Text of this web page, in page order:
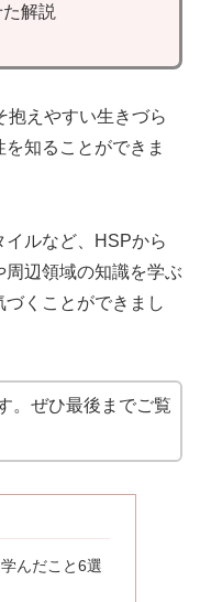
解説
抱えやすい生きづら
知ることができま
ルなど、HSPから
辺領域の知識を学ぶ
くことができまし
。ぜひ最後までご覧
んだこと6選